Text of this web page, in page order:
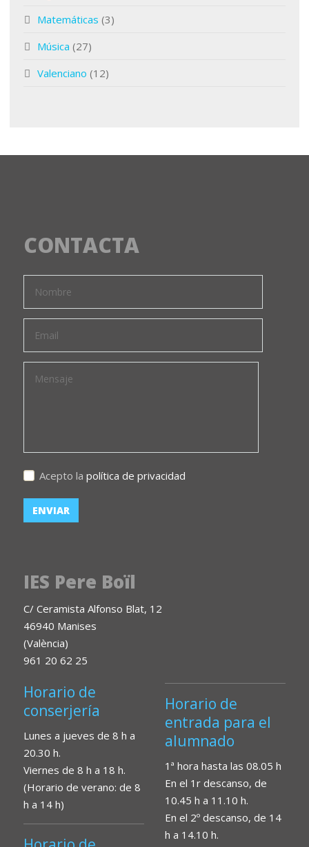
Matemáticas (3)
Música (27)
Valenciano (12)
CONTACTA
Acepto la política de privacidad
IES Pere Boïl
C/ Ceramista Alfonso Blat, 12
46940 Manises
(València)
961 20 62 25
Horario de
conserjería
Lunes a jueves de 8 h a
20.30 h.
Viernes de 8 h a 18 h.
(Horario de verano: de 8
h a 14 h)
Horario de
entrada para el
alumnado
1ª hora hasta las 08.05 h
En el 1r descanso, de
10.45 h a 11.10 h.
En el 2º descanso, de 14
h a 14.10 h.